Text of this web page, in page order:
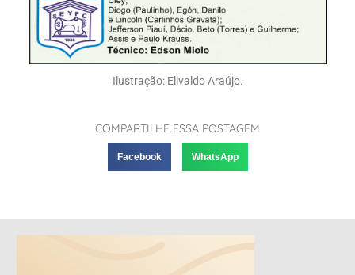
Ilustração: Elivaldo Araújo.
COMPARTILHE ESSA POSTAGEM
Facebook WhatsApp